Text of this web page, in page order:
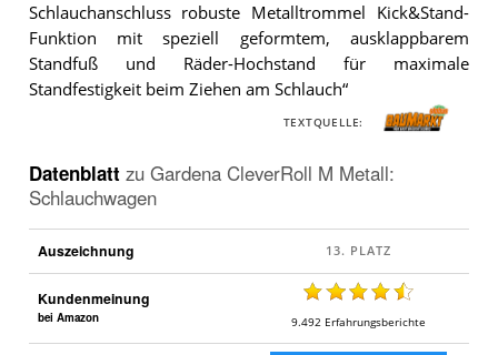
Schlauchanschluss robuste Metalltrommel Kick&Stand-
Funktion mit speziell geformtem, ausklappbarem
Standfuß und Räder-Hochstand für maximale
Standfestigkeit beim Ziehen am Schlauch“
TEXTQUELLE:
Datenblatt zu Gardena CleverRoll M Metall:
Schlauchwagen
Auszeichnung
Kundenmeinung
bei Amazon 9.492 Erfahrungsberichte